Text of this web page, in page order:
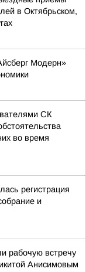
в Октябрьском,
Модерн»
СК
во время
регистрация
и
рабочую встречу
Анисимовым